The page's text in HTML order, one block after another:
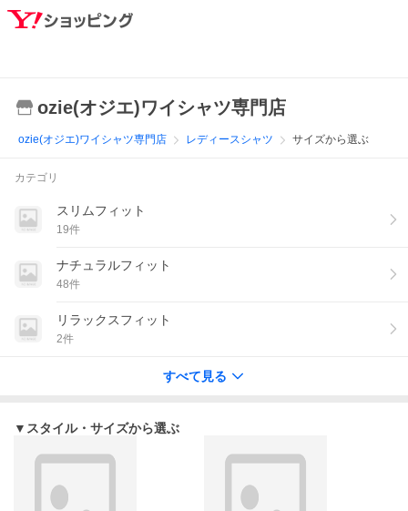
ozie(オジエ)ワイシャツ専門店
ozie(オジエ)ワイシャツ専門店 レディースシャツ サイズから選ぶ
カテゴリ
スリムフィット
19件
ナチュラルフィット
48件
リラックスフィット
2件
すべて見る
▼スタイル・サイズから選ぶ